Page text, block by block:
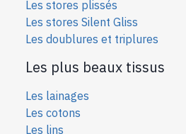
Les stores plissés
Les stores Silent Gliss
Les doublures et triplures
Les plus beaux tissus
Les lainages
Les cotons
Les lins